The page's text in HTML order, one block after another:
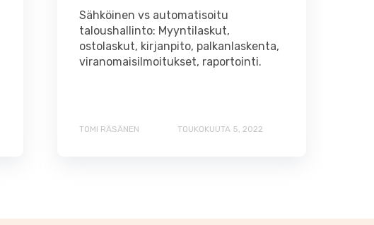
Sähköinen vs automatisoitu
taloushallinto: Myyntilaskut,
ostolaskut, kirjanpito, palkanlaskenta,
viranomaisilmoitukset, raportointi.
TOMI RÄSÄNEN TOUKOKUUTA 5, 2022